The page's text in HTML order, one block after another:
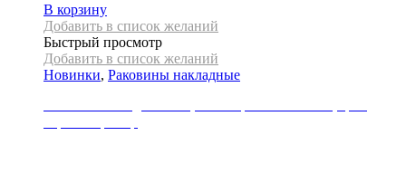
В корзину
Добавить в список желаний
Быстрый просмотр
Добавить в список желаний
Новинки, Раковины накладные